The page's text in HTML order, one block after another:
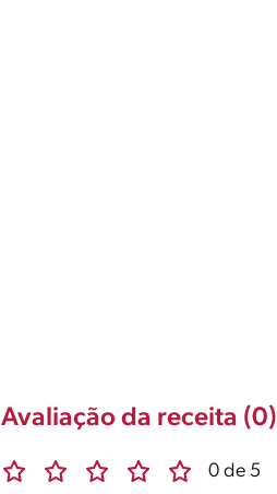
Avaliação da receita (0)
0 de 5